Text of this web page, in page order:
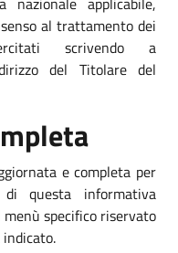
al trattamento dei
scrivendo a
del Titolare del
e completa per
di questa informativa
specifico riservato